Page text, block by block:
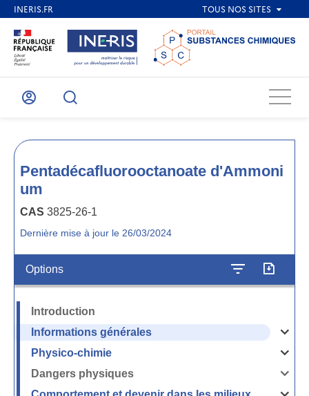
Mon
Recherche
Menu
Pentadécafluorooctanoate d'Ammoni
um
CAS 3825-26-1
Dernière mise à jour le 26/03/2024
Options
Introduction
Informations générales
Ouvrir
la
générales
Physico-chimie
Ouvrir
la
chimie
Dangers physiques
Ouvrir